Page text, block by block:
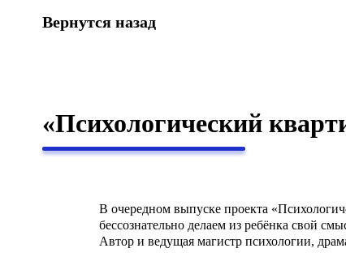
Вернутся назад
«Психологический
В очередном выпуске проекта
бессознательно делаем из ребёнка свой
Автор и ведущая магистр психологии,